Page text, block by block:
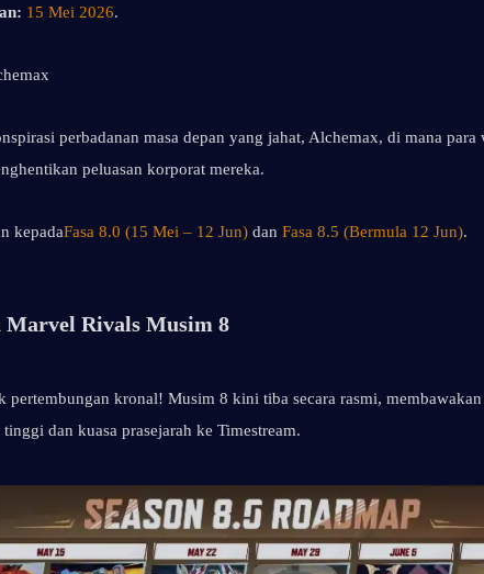
15 Mei 2026.
perbadanan masa depan yang jahat, Alchemax, di mana para
peluasan korporat mereka.
kepadaFasa 8.0 (15 Mei – 12 Jun) dan Fasa 8.5 (Bermula 12 Jun).
Marvel Rivals Musim 8
pertembungan kronal! Musim 8 kini tiba secara rasmi,
dan kuasa prasejarah ke Timestream.